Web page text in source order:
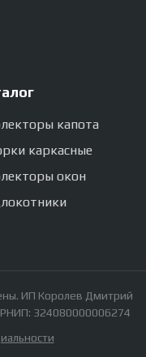
капота
каркасные
окон
ИП Королев Дмитрий
324080000006274